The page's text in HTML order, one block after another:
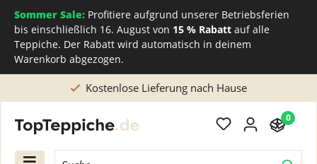
Sommer Sale: Profitiere aufgrund unserer Betriebsferien
bis einschließlich 16. August von 15 % Rabatt auf alle
Teppiche. Der Rabatt wird automatisch in deinem
Warenkorb abgezogen.
Kostenlose Lieferung nach Hause
0